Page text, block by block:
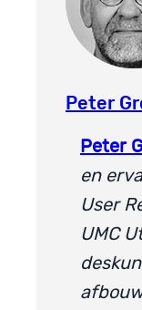
Peter
Peter
en
User
UMC